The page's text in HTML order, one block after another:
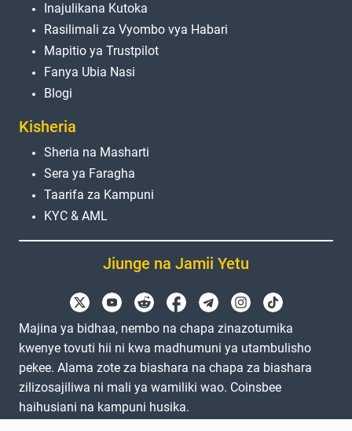
Inajulikana Kutoka
Rasilimali za Vyombo vya Habari
Mapitio ya Trustpilot
Fanya Ubia Nasi
Blogi
Kisheria
Sheria na Masharti
Sera ya Faragha
Taarifa za Kampuni
KYC & AML
Jiunge na Jamii Yetu
Majina ya bidhaa, nembo na chapa zinazotumika
kwenye tovuti hii ni kwa madhumuni ya utambulisho
pekee. Alama zote za biashara na chapa za biashara
zilizosajiliwa ni mali ya wamiliki wao. Coinsbee
haihusiani na kampuni husika.